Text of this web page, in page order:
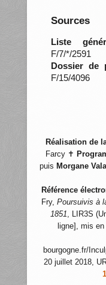
Sources
Liste
F/7/*/2591
Dossier de
F/15/4096
Réalisation de
Farcy ✝
puis Morgane
Référence
Fry, Poursuivis à
1851, LIR3S
ligne], mis
bourgogne.fr/
20 juillet 2018,